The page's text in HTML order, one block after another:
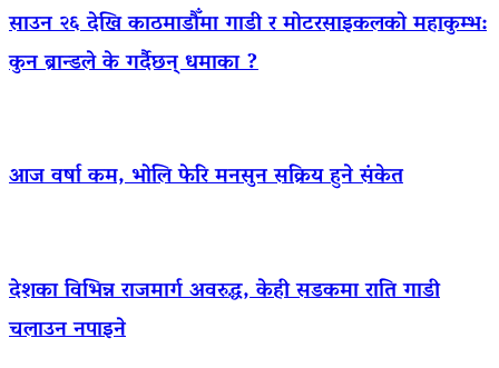
साउन २६ देखि काठमाडौँमा गाडी र मोटरसाइकलको महाकुम्भ:
कुन ब्रान्डले के गर्दैछन् धमाका ?
आज वर्षा कम, भोलि फेरि मनसुन सक्रिय हुने संकेत
देशका विभिन्न राजमार्ग अवरुद्ध, केही सडकमा राति गाडी
चलाउन नपाइने